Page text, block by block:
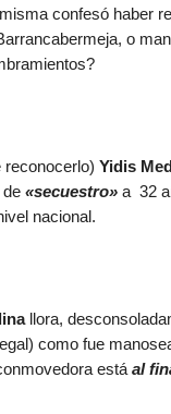
confesó haber
o
reconocerlo) Yidis
de «secuestro»a 32
nacional.
llora,
como fue
está al